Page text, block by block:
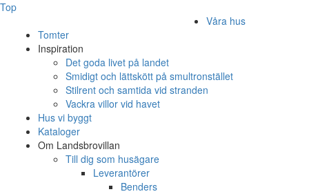
Top
Våra hus
Tomter
Inspiration
Det goda livet på landet
Smidigt och lättskött på smultronstället
Stilrent och samtida vid stranden
Vackra villor vid havet
Hus vi byggt
Kataloger
Om Landsbrovillan
Till dig som husägare
Leverantörer
Benders